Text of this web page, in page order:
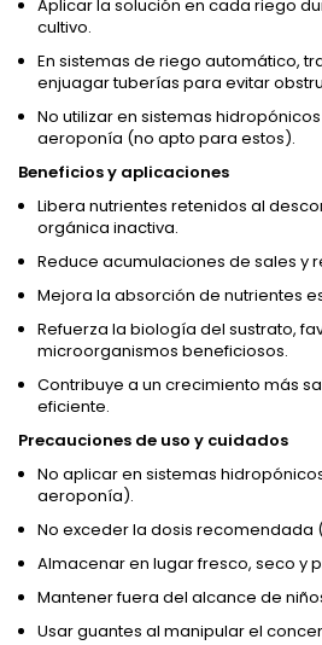
Aplicar la solución en cada riego
cultivo.
En sistemas de riego automático,
enjuagar tuberías para evitar
No utilizar en sistemas hidropónicos
aeroponía (no apto para estos).
Beneficios y aplicaciones
Libera nutrientes retenidos al
orgánica inactiva.
Reduce acumulaciones de sales y
Mejora la absorción de nutrientes
Refuerza la biología del sustrato,
microorganismos beneficiosos.
Contribuye a un crecimiento más
eficiente.
Precauciones de uso y cuidados
No aplicar en sistemas hidropónicos
aeroponía).
No exceder la dosis recomendada
Almacenar en lugar fresco, seco y
Mantener fuera del alcance de
Usar guantes al manipular el